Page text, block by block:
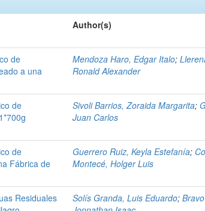
Author(s)
de
a una
Mendoza Haro, Edgar Italo;
Ronald Alexander
de
Sivoli Barrios, Zoraida Margarita;
Juan Carlos
de
Fábrica de
Guerrero Ruiz, Keyla Estefanía;
Montecé, Holger Luis
Residuales
Solís Granda, Luis Eduardo;